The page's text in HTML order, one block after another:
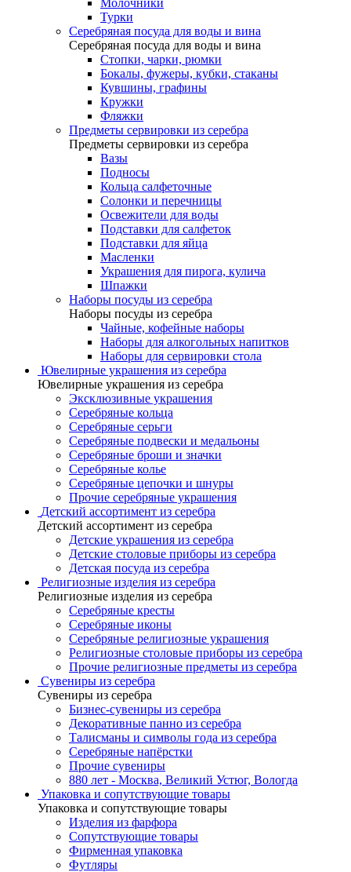
Молочники
Турки
Серебряная посуда для воды и вина
Серебряная посуда для воды и вина
Стопки, чарки, рюмки
Бокалы, фужеры, кубки, стаканы
Кувшины, графины
Кружки
Фляжки
Предметы сервировки из серебра
Предметы сервировки из серебра
Вазы
Подносы
Кольца салфеточные
Солонки и перечницы
Освежители для воды
Подставки для салфеток
Подставки для яйца
Масленки
Украшения для пирога, кулича
Шпажки
Наборы посуды из серебра
Наборы посуды из серебра
Чайные, кофейные наборы
Наборы для алкогольных напитков
Наборы для сервировки стола
Ювелирные украшения из серебра
Ювелирные украшения из серебра
Эксклюзивные украшения
Серебряные кольца
Серебряные серьги
Серебряные подвески и медальоны
Серебряные броши и значки
Серебряные колье
Серебряные цепочки и шнуры
Прочие серебряные украшения
Детский ассортимент из серебра
Детский ассортимент из серебра
Детские украшения из серебра
Детские столовые приборы из серебра
Детская посуда из серебра
Религиозные изделия из серебра
Религиозные изделия из серебра
Серебряные кресты
Серебряные иконы
Серебряные религиозные украшения
Религиозные столовые приборы из серебра
Прочие религиозные предметы из серебра
Сувениры из серебра
Сувениры из серебра
Бизнес-сувениры из серебра
Декоративные панно из серебра
Талисманы и символы года из серебра
Серебряные напёрстки
Прочие сувениры
880 лет - Москва, Великий Устюг, Вологда
Упаковка и сопутствующие товары
Упаковка и сопутствующие товары
Изделия из фарфора
Сопутствующие товары
Фирменная упаковка
Футляры